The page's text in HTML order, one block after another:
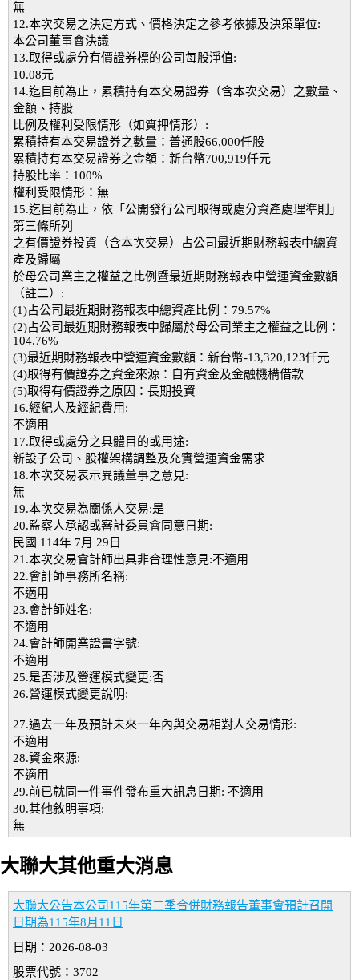
無
12.本次交易之決定方式、價格決定之參考依據及決策單位:
本公司董事會決議
13.取得或處分有價證券標的公司每股淨值:
10.08元
14.迄目前為止，累積持有本交易證券（含本次交易）之數量、
金額、持股
比例及權利受限情形（如質押情形）:
累積持有本交易證券之數量：普通股66,000仟股
累積持有本交易證券之金額：新台幣700,919仟元
持股比率：100%
權利受限情形：無
15.迄目前為止，依「公開發行公司取得或處分資產處理準則」
第三條所列
之有價證券投資（含本次交易）占公司最近期財務報表中總資
產及歸屬
於母公司業主之權益之比例暨最近期財務報表中營運資金數額
（註二）:
(1)占公司最近期財務報表中總資產比例：79.57%
(2)占公司最近期財務報表中歸屬於母公司業主之權益之比例：
104.76%
(3)最近期財務報表中營運資金數額：新台幣-13,320,123仟元
(4)取得有價證券之資金來源：自有資金及金融機構借款
(5)取得有價證券之原因：長期投資
16.經紀人及經紀費用:
不適用
17.取得或處分之具體目的或用途:
新設子公司、股權架構調整及充實營運資金需求
18.本次交易表示異議董事之意見:
無
19.本次交易為關係人交易:是
20.監察人承認或審計委員會同意日期:
民國 114年 7月 29日
21.本次交易會計師出具非合理性意見:不適用
22.會計師事務所名稱:
不適用
23.會計師姓名:
不適用
24.會計師開業證書字號:
不適用
25.是否涉及營運模式變更:否
26.營運模式變更說明:
27.過去一年及預計未來一年內與交易相對人交易情形:
不適用
28.資金來源:
不適用
29.前已就同一件事件發布重大訊息日期: 不適用
30.其他敘明事項:
無
大聯大其他重大消息
大聯大公告本公司115年第二季合併財務報告董事會預計召開
日期為115年8月11日
日期：2026-08-03
股票代號：3702